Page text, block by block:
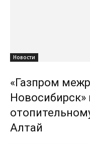
Новости
«Газпром
Новосибирск»
Алтай